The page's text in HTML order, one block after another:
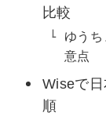
比較
ゆう
意点
Wiseで
順